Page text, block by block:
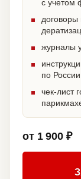
с учетом
журналы
по России
чек-лист
от 1 900 ₽